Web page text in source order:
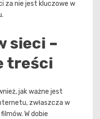
za nie jest kluczowe w
sieci –
treści
jak ważne jest
zwłaszcza w
W dobie